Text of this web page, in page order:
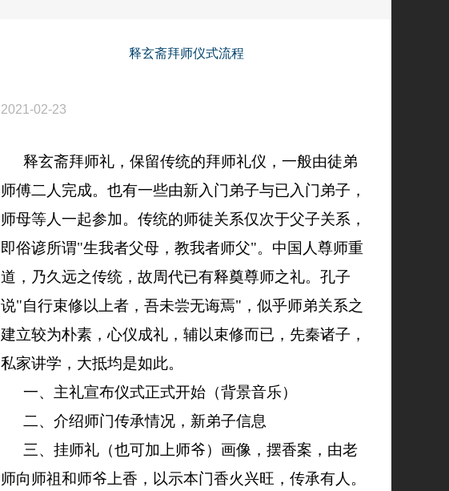
释玄斋拜师仪式流程
2021-02-23
释玄斋拜师礼，保留传统的拜师礼仪，一般由徒弟
师傅二人完成。也有一些由新入门弟子与已入门弟子，
师母等人一起参加。传统的师徒关系仅次于父子关系，
即俗谚所谓"生我者父母，教我者师父"。中国人尊师重
道，乃久远之传统，故周代已有释奠尊师之礼。孔子
说"自行束修以上者，吾未尝无诲焉"，似乎师弟关系之
建立较为朴素，心仪成礼，辅以束修而已，先秦诸子，
私家讲学，大抵均是如此。
一、主礼宣布仪式正式开始（背景音乐）
二、介绍师门传承情况，新弟子信息
三、挂师礼（也可加上师爷）画像，摆香案，由老
师向师祖和师爷上香，以示本门香火兴旺，传承有人。